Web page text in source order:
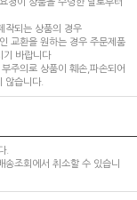
청이 상품을 수령한 날로부터
작되는 상품의 경우
교환을 원하는 경우 주문제품
기 바랍니다
주의로 상품이 훼손,파손되어
않습니다.
.
송조회에서 취소할 수 있습니